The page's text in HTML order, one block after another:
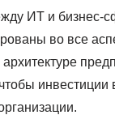
ИТ и бизнес-
во все